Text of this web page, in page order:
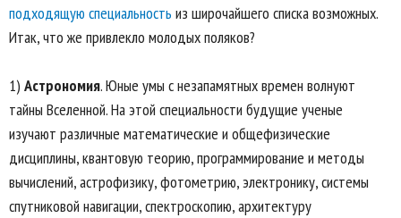
подходящую специальность из широчайшего списка возможных.
Итак, что же привлекло молодых поляков?
1) Астрономия. Юные умы с незапамятных времен волнуют
тайны Вселенной. На этой специальности будущие ученые
изучают различные математические и общефизические
дисциплины, квантовую теорию, программирование и методы
вычислений, астрофизику, фотометрию, электронику, системы
спутниковой навигации, спектроскопию, архитектуру